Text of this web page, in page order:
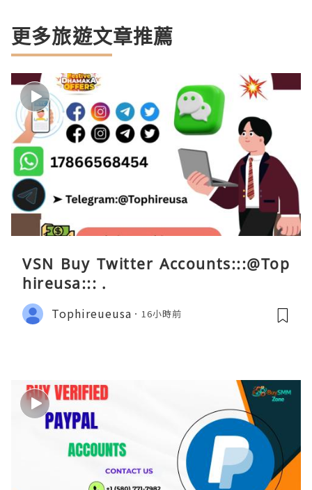
更多旅遊文章推薦
VSN Buy Twitter Accounts:::@Top
hireusa::: .
Tophireueusa 16小時前